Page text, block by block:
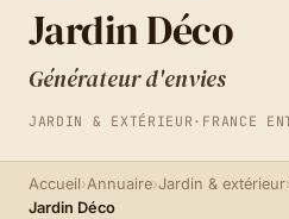
Jardin Déco
Générateur d'envies
JARDIN & EXTÉRIEUR · FRANCE
Accueil›Annuaire›Jardin & extérieur›
Jardin Déco